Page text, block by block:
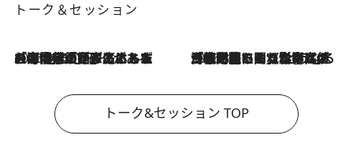
トーク＆セッション
2026.8.3
「今後値上げがあるとすれば…」「リスクがあるのは今年の冬」エネルギー専門家が語る、ホルムズ海峡封鎖が家庭にもたらす“ある心配” 2026.8.3
「住宅建てられない…」「サーチャージ料の高値が続いている」ホルムズ海峡封鎖による影響はいつまで続く？《エネルギー専門家に聞く“どうなる日本の暮らし”》
トーク&セッション TOP